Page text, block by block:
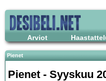
Arviot
Pienet
Pienet - Syyskuu